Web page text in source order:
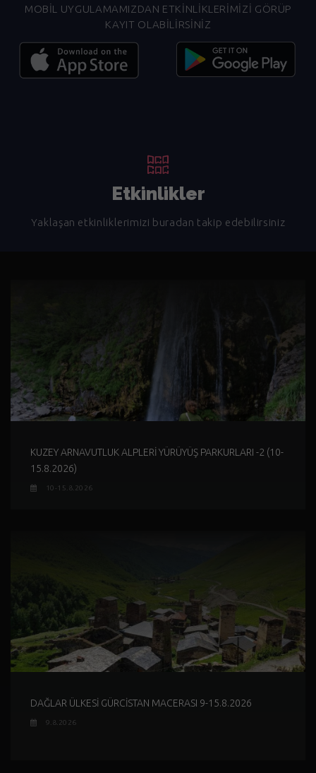
MOBİL UYGULAMAMIZDAN ETKİNLİKLERİMİZİ GÖRÜP
KAYIT OLABİLİRSİNİZ
Etkinlikler
Yaklaşan etkinliklerimizi buradan takip edebilirsiniz
KUZEY ARNAVUTLUK ALPLERİ YÜRÜYÜŞ PARKURLARI -2 (10-
15.8.2026)
10-15.8.2026
DAĞLAR ÜLKESİ GÜRCİSTAN MACERASI 9-15.8.2026
9.8.2026